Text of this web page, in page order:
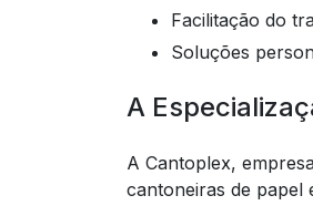
Facilitação do
Soluções
A
A Cantoplex,
cantoneiras de papel